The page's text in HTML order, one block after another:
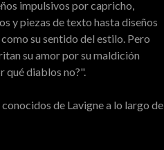
impulsivos por capricho,
y piezas de texto hasta diseños
su sentido del estilo. Pero
su amor por su maldición
diablos no?".
de Lavigne a lo largo de